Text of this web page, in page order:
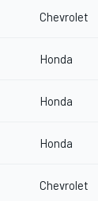
Chevrolet
Honda
Honda
Honda
Chevrolet